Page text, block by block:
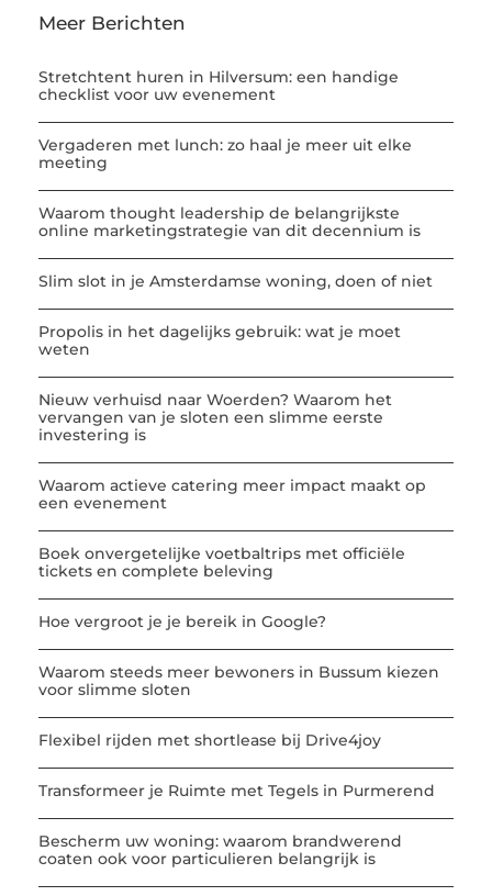
Meer Berichten
Stretchtent huren in Hilversum: een handige
checklist voor uw evenement
Vergaderen met lunch: zo haal je meer uit elke
meeting
Waarom thought leadership de belangrijkste
online marketingstrategie van dit decennium is
Slim slot in je Amsterdamse woning, doen of niet
Propolis in het dagelijks gebruik: wat je moet
weten
Nieuw verhuisd naar Woerden? Waarom het
vervangen van je sloten een slimme eerste
investering is
Waarom actieve catering meer impact maakt op
een evenement
Boek onvergetelijke voetbaltrips met officiële
tickets en complete beleving
Hoe vergroot je je bereik in Google?
Waarom steeds meer bewoners in Bussum kiezen
voor slimme sloten
Flexibel rijden met shortlease bij Drive4joy
Transformeer je Ruimte met Tegels in Purmerend
Bescherm uw woning: waarom brandwerend
coaten ook voor particulieren belangrijk is